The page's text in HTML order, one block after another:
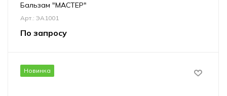
Бальзам "МАСТЕР"
Арт.: ЭА1001
По запросу
Новинка